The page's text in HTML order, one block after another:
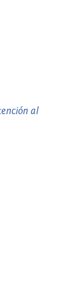
al